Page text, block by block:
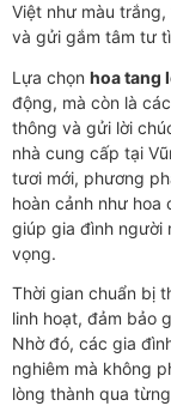
Việt như màu
và gửi gắm tâm tư
Lựa chọn hoa tang
động, mà còn là
thông và gửi lời
nhà cung cấp tại
tươi mới, phương
hoàn cảnh như
giúp gia đình người
vọng.
Thời gian chuẩn bị
linh hoạt, đảm bảo
Nhờ đó, các gia
nghiêm mà không
lòng thành qua